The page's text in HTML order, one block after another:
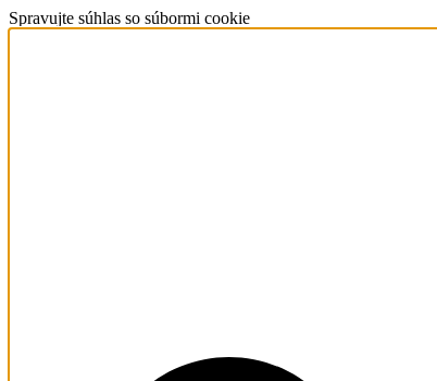
Spravujte súhlas so súbormi cookie